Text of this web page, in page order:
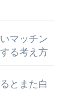
マッチン
る考え方
とまた白